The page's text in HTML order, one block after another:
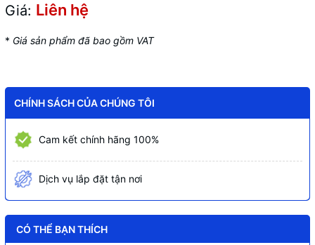
Giá: Liên hệ
* Giá sản phẩm đã bao gồm VAT
CHÍNH SÁCH CỦA CHÚNG TÔI
Cam kết chính hãng 100%
Dịch vụ lắp đặt tận nơi
CÓ THỂ BẠN THÍCH